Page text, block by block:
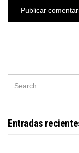
Entradas